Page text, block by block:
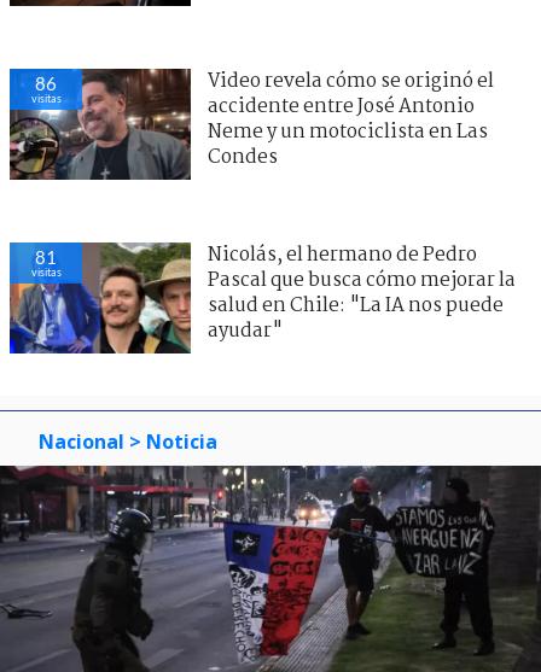
86
visitas
Video revela cómo se originó el
accidente entre José Antonio
Neme y un motociclista en Las
Condes
81
visitas
Nicolás, el hermano de Pedro
Pascal que busca cómo mejorar la
salud en Chile: "La IA nos puede
ayudar"
Nacional > Noticia